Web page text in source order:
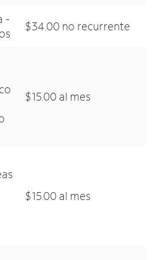
-
$34.00 no recurrente
$15.00 al mes
$15.00 al mes